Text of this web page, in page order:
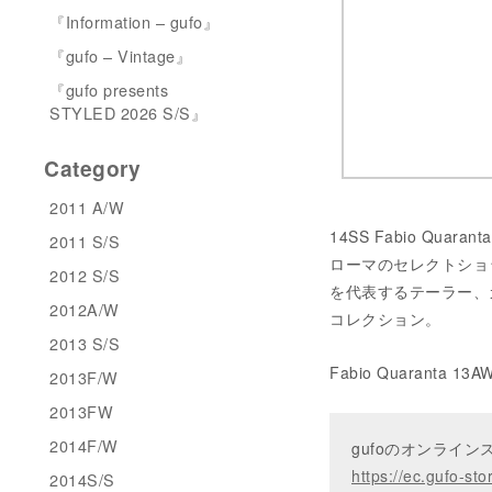
14SS Fabio
ローマのセレクトシ
を代表するテーラー
コレクション。
Fabio Quaranta
gufoのオンライン
https://ec.gufo-
『Information – gufo』
『gufo – Vintage』
『gufo presents
STYLED 2026 S/S』
Category
2011 A/W
2011 S/S
2012 S/S
2012A/W
2013 S/S
2013F/W
2013FW
2014F/W
2014S/S